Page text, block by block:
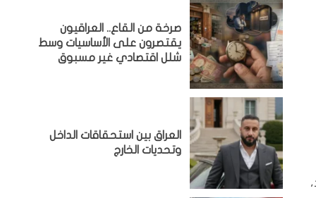
صرخة من القاع.. العراقيون
يقتصرون على الأساسيات وسط
شلل اقتصادي غير مسبوق
‏العراق بين استحقاقات الداخل
وتحديات الخارج